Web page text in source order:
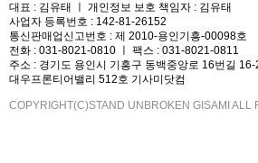
대표 : 김유태 ㅣ 개인정보 보호 책임자 : 김유태
사업자 등록번호 : 142-81-26152
통신판매업신고번호 : 제 2010-용인기흥-00098호
전화 : 031-8021-0810 ㅣ 팩스 : 031-8021-0811
주소 : 경기도 용인시 기흥구 동백중앙로 16번길 16-
대우프론티어밸리 512호 기사미닷컴
COPYRIGHT(C)STAND UNBROKEN GISAMI ALL